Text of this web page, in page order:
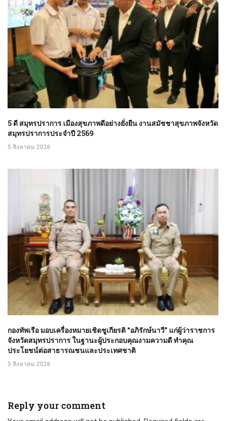
5 ดี สมุทรปราการ เมืองสุขภาพดีอย่างยั่งยืน งานสมัชชาสุขภาพจังหวัด
สมุทรปราการประจำปี 2569
5 สิงหาคม 2026
กองทัพเรือ มอบเครื่องหมายเชิดชูเกียรติ “อภิรักษ์นาวี” แก่ผู้ว่าราชการ
จังหวัดสมุทรปราการ ในฐานะผู้ประกอบคุณงามความดี ทำคุณ
ประโยชน์ต่อสาธารณชนและประเทศชาติ
5 สิงหาคม 2026
Reply your comment